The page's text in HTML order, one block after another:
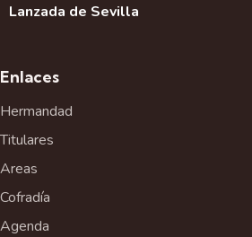
Lanzada de Sevilla
Enlaces
Hermandad
Titulares
Areas
Cofradía
Agenda